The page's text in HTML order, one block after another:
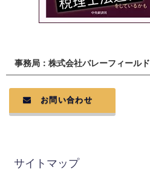
事務局：株式会社バレーフィールド
お問い合わせ
サイトマップ